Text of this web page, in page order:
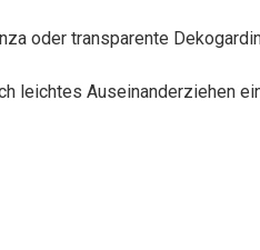
oder transparente
leichtes Auseinanderziehen